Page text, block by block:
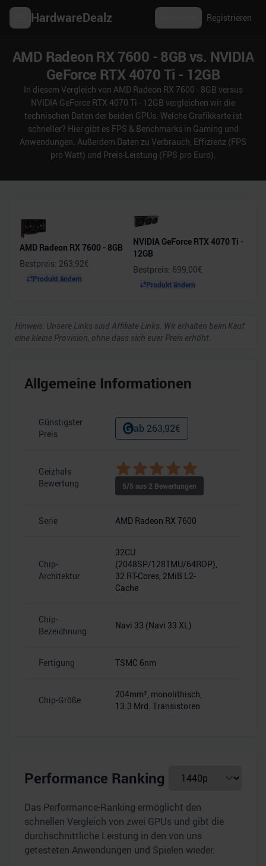
HardwareDealz Registrieren
AMD Radeon RX 7600 - 8GB vs. NVIDIA
GeForce RTX 4070 Ti - 12GB
In diesem Vergleich von AMD Radeon RX 7600 - 8GB versus
NVIDIA GeForce RTX 4070 Ti - 12GB vergleichen wir die
technischen Daten der beiden GPUs. Welche Grafikkarte ist
schneller? Hier gibt es FPS & Benchmarks in Gaming und
Anwendungen. Außerdem Daten zu Verbrauch, Effizienz (FPS
pro Watt) und Preis-Leistung (FPS pro Euro).
AMD Radeon RX 7600 - 8GB
Bestpreis: 263,92€
Produkt ändern
NVIDIA GeForce RTX 4070 Ti -
12GB
Bestpreis: 699,00€
Produkt ändern
Hinweis: Unsere Links sind Affiliate Links. Wir erhalten beim Kauf
eine kleine Provision, ohne dass sich euer Preis erhöht.
Allgemeine Informationen
Günstigster
Preis
ab 263,92€
Geizhals
Bewertung
5/5 aus 2 Bewertungen
Serie AMD Radeon RX 7600
Chip-
Architektur
32CU
(2048SP/128TMU/64ROP),
32 RT-Cores, 2MiB L2-
Cache
Chip-
Bezeichnung
Navi 33 (Navi 33 XL)
Fertigung TSMC 6nm
Chip-Größe
204mm², monolithisch,
13.3 Mrd. Transistoren
Performance Ranking
Das Performance-Ranking ermöglicht den
schnellen Vergleich von zwei GPUs und gibt die
durchschnittliche Leistung in den von uns
getesteten Anwendungen und Spielen wieder.